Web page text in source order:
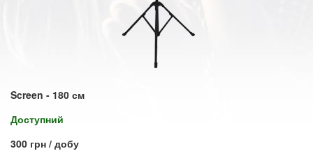
Screen - 180 см
Доступний
300 грн / добу